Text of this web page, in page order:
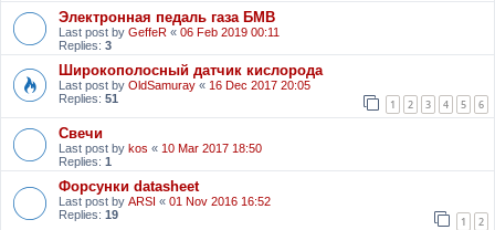
Электронная педаль газа БМВ
Last post by GeffeR « 06 Feb 2019 00:11
Replies: 3
Широкополосный датчик кислорода
Last post by OldSamuray « 16 Dec 2017 20:05
Replies: 51 1 2 3 4 5 6
Свечи
Last post by kos « 10 Mar 2017 18:50
Replies: 1
Форсунки datasheet
Last post by ARSI « 01 Nov 2016 16:52
Replies: 19 1 2